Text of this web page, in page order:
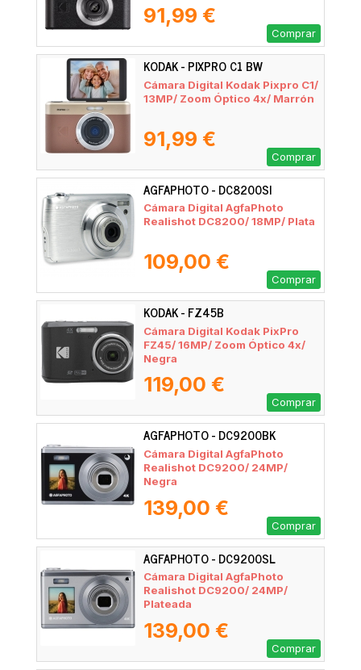
91,99 €
Comprar
KODAK - PIXPRO C1 BW
Cámara Digital Kodak Pixpro C1/
13MP/ Zoom Óptico 4x/ Marrón
91,99 €
Comprar
AGFAPHOTO - DC8200SI
Cámara Digital AgfaPhoto
Realishot DC8200/ 18MP/ Plata
109,00 €
Comprar
KODAK - FZ45B
Cámara Digital Kodak PixPro
FZ45/ 16MP/ Zoom Óptico 4x/
Negra
119,00 €
Comprar
AGFAPHOTO - DC9200BK
Cámara Digital AgfaPhoto
Realishot DC9200/ 24MP/
Negra
139,00 €
Comprar
AGFAPHOTO - DC9200SL
Cámara Digital AgfaPhoto
Realishot DC9200/ 24MP/
Plateada
139,00 €
Comprar